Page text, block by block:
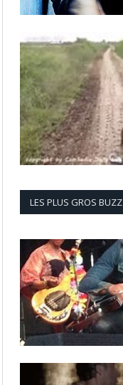
LES PLUS GROS BUZZ